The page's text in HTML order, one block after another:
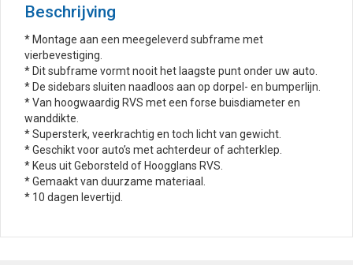
Beschrijving
* Montage aan een meegeleverd subframe met
vierbevestiging.
* Dit subframe vormt nooit het laagste punt onder uw auto.
* De sidebars sluiten naadloos aan op dorpel- en bumperlijn.
* Van hoogwaardig RVS met een forse buisdiameter en
wanddikte.
* Supersterk, veerkrachtig en toch licht van gewicht.
* Geschikt voor auto’s met achterdeur of achterklep.
* Keus uit Geborsteld of Hoogglans RVS.
* Gemaakt van duurzame materiaal.
* 10 dagen levertijd.